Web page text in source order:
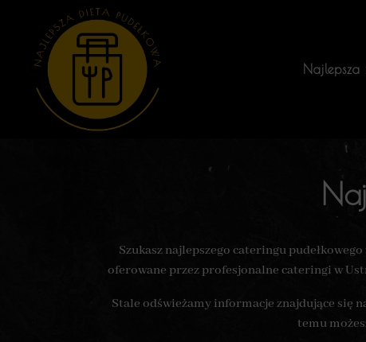
Najlepsza
Szukasz najlepszego cateringu
oferowane przez profesjonalne cateringi w
Stale odświeżamy informacje znajdujące się
temu